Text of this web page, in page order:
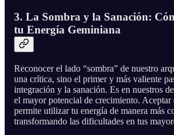
3. La Sombra y la Sanación:
tu Energía Geminiana
Reconocer el lado “sombra” de nuestro
una crítica, sino el primer y más valiente
integración y la sanación. Es en nuestros
el mayor potencial de crecimiento. Aceptar
permite utilizar tu energía de manera más
transformando las dificultades en tus